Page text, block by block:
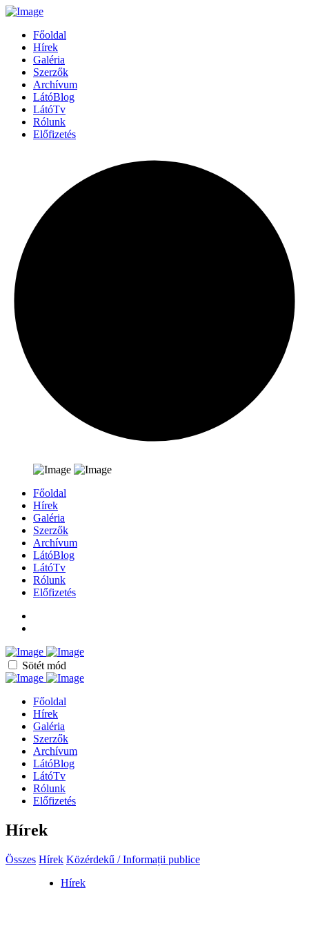
Főoldal
Hírek
Galéria
Szerzők
Archívum
LátóBlog
LátóTv
Rólunk
Előfizetés
Főoldal
Hírek
Galéria
Szerzők
Archívum
LátóBlog
LátóTv
Rólunk
Előfizetés
Sötét mód
Főoldal
Hírek
Galéria
Szerzők
Archívum
LátóBlog
LátóTv
Rólunk
Előfizetés
Hírek
Összes Hírek Közérdekű / Informații publice
Hírek